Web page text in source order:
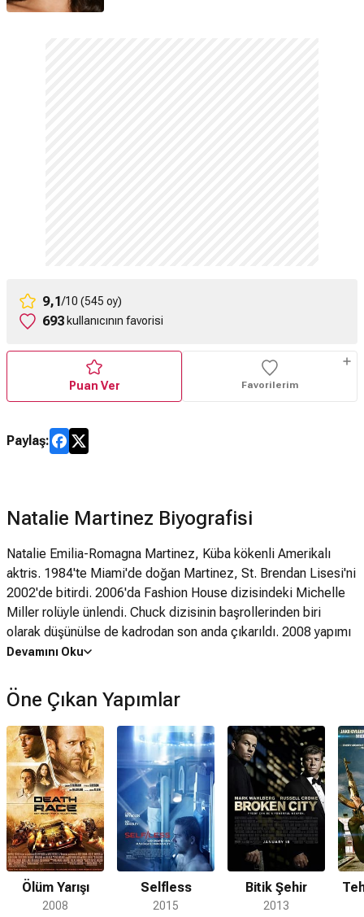
9,1/10 (545 oy)
693 kullanıcının favorisi
Puan Ver Favorilerim
Paylaş:
Natalie Martinez Biyografisi
Natalie Emilia-Romagna Martinez, Küba kökenli Amerikalı
aktris. 1984'te Miami'de doğan Martinez, St. Brendan Lisesi'ni
2002'de bitirdi. 2006'da Fashion House dizisindeki Michelle
Miller rolüyle ünlendi. Chuck dizisinin başrollerinden biri
olarak düşünülse de kadrodan son anda çıkarıldı. 2008 yapımı
Death Race filmindeki Case rolüyle ünlendi. Detroit 1-8-7,
Martinez, Jennifer Lopez'in kurduğu 'JLO by Jennifer Lopez'
adlı markanın sözcülüğünü yapmıştır. Aynı zamanda çeşitli
müzik kliplerinde de oynamıştır.
Devamını Oku
Öne Çıkan Yapımlar
Ölüm Yarışı
2008
Selfless
2015
Bitik Şehir
2013